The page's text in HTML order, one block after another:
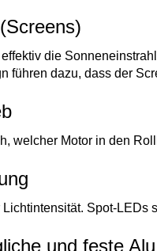
die
führen dazu, dass der
welcher Motor in den
Spot-
und feste